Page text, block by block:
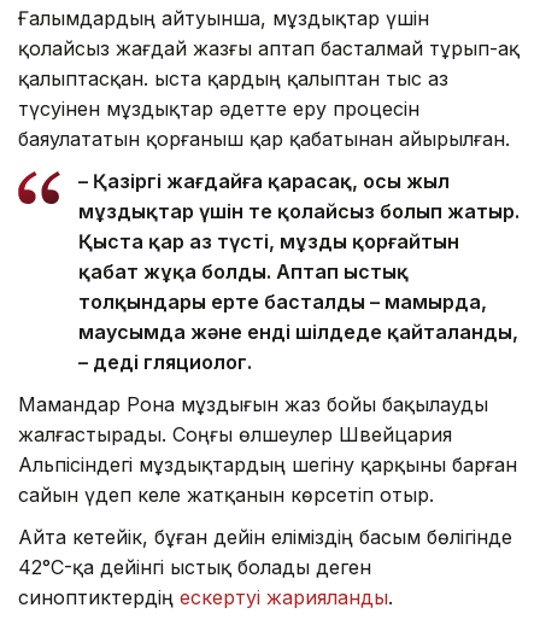
Ғалымдардың айтуынша, мұздықтар үшін
қолайсыз жағдай жазғы аптап басталмай тұрып-ақ
қалыптасқан. Қыста қардың қалыптан тыс аз
түсуінен мұздықтар әдетте еру процесін
баяулататын қорғаныш қар қабатынан айырылған.
– Қазіргі жағдайға қарасақ, осы жыл
мұздықтар үшін өте қолайсыз болып жатыр.
Қыста қар аз түсті, мұзды қорғайтын
қабат жұқа болды. Аптап ыстық
толқындары ерте басталды – мамырда,
маусымда және енді шілдеде қайталанды,
– деді гляциолог.
Мамандар Рона мұздығын жаз бойы бақылауды
жалғастырады. Соңғы өлшеулер Швейцария
Альпісіндегі мұздықтардың шегіну қарқыны барған
сайын үдеп келе жатқанын көрсетіп отыр.
Айта кетейік, бұған дейін еліміздің басым бөлігінде
42°C-қа дейінгі ыстық болады деген
синоптиктердің ескертуі жарияланды.